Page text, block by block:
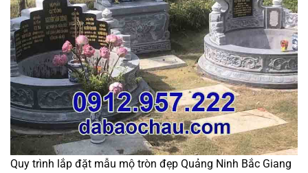
Quy trình lắp đặt mẫu mộ tròn đẹp Quảng Ninh Bắc Giang